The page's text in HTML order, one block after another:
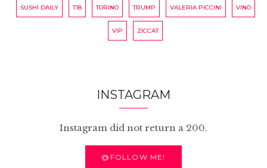
SUSHI DAILY T18 TORINO TRUMP VALERIA PICCINI VINO
VIP ZICCAT
INSTAGRAM
Instagram did not return a 200.
@FOLLOW ME!